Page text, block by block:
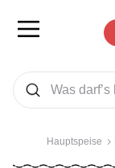
Was wollen Sie suchen
Suchen
Hauptspeise